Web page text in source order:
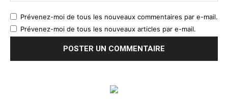
Prévenez-moi de tous les nouveaux commentaires par e-mail.
Prévenez-moi de tous les nouveaux articles par e-mail.